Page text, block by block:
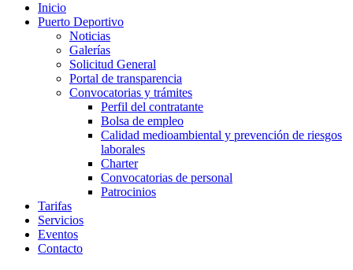
Inicio
Puerto Deportivo
Noticias
Galerías
Solicitud General
Portal de transparencia
Convocatorias y trámites
Perfil del contratante
Bolsa de empleo
Calidad medioambiental y prevención de riesgos
laborales
Charter
Convocatorias de personal
Patrocinios
Tarifas
Servicios
Eventos
Contacto